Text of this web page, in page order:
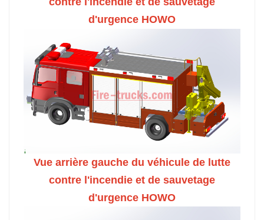
d'urgence HOWO
Vue arrière gauche du véhicule de lutte
contre l'incendie et de sauvetage
d'urgence HOWO